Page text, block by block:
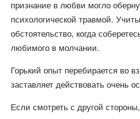
признание в любви могло
психологической травмой.
обстоятельство, когда
любимого в молчании.
Горький опыт перебирается во
заставляет действовать очень
Если смотреть с другой